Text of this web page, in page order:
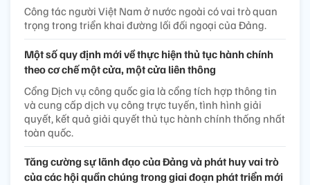
Công tác người Việt Nam ở nước ngoài có vai trò quan
trọng trong triển khai đường lối đối ngoại của Đảng.
Một số quy định mới về thực hiện thủ tục hành chính
theo cơ chế một cửa, một cửa liên thông
Cổng Dịch vụ công quốc gia là cổng tích hợp thông tin
và cung cấp dịch vụ công trực tuyến, tình hình giải
quyết, kết quả giải quyết thủ tục hành chính thống nhất
toàn quốc.
Tăng cường sự lãnh đạo của Đảng và phát huy vai trò
của các hội quần chúng trong giai đoạn phát triển mới